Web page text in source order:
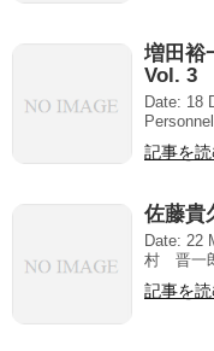
増田裕
Vol. 3
Date: 18
記事を
佐藤貴
Date: 22
村 晋一
記事を